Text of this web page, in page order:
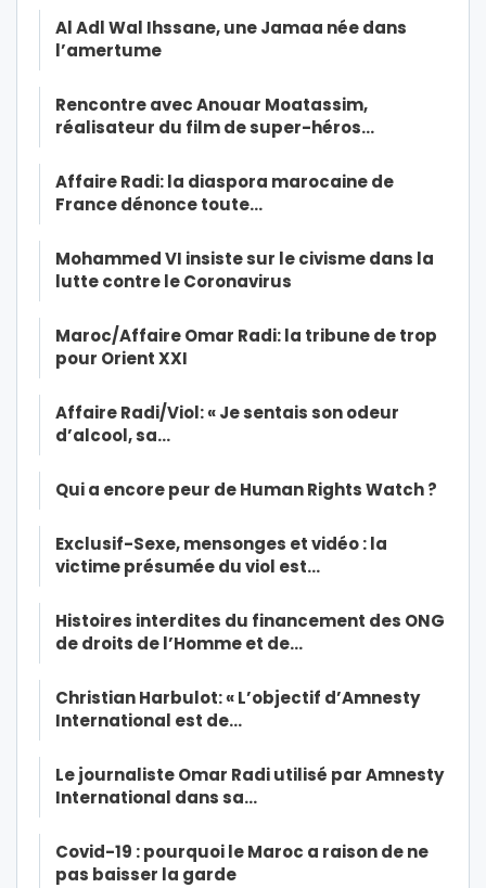
Al Adl Wal Ihssane, une Jamaa née dans
l’amertume
Rencontre avec Anouar Moatassim,
réalisateur du film de super-héros…
Affaire Radi: la diaspora marocaine de
France dénonce toute…
Mohammed VI insiste sur le civisme dans la
lutte contre le Coronavirus
Maroc/Affaire Omar Radi: la tribune de trop
pour Orient XXI
Affaire Radi/Viol: « Je sentais son odeur
d’alcool, sa…
Qui a encore peur de Human Rights Watch ?
Exclusif-Sexe, mensonges et vidéo : la
victime présumée du viol est…
Histoires interdites du financement des ONG
de droits de l’Homme et de…
Christian Harbulot: « L’objectif d’Amnesty
International est de…
Le journaliste Omar Radi utilisé par Amnesty
International dans sa…
Covid-19 : pourquoi le Maroc a raison de ne
pas baisser la garde